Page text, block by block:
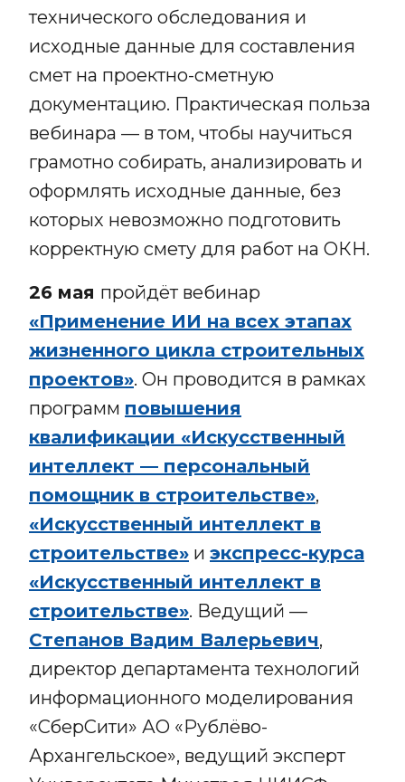
технического обследования и
исходные данные для составления
смет на проектно-сметную
документацию. Практическая польза
вебинара — в том, чтобы научиться
грамотно собирать, анализировать и
оформлять исходные данные, без
которых невозможно подготовить
корректную смету для работ на ОКН.
26 мая пройдёт вебинар
«Применение ИИ на всех этапах
жизненного цикла строительных
проектов». Он проводится в рамках
программ повышения
квалификации «Искусственный
интеллект — персональный
помощник в строительстве»,
«Искусственный интеллект в
строительстве» и экспресс-курса
«Искусственный интеллект в
строительстве». Ведущий —
Степанов Вадим Валерьевич,
директор департамента технологий
информационного моделирования
«СберСити» АО «Рублёво-
Архангельское», ведущий эксперт